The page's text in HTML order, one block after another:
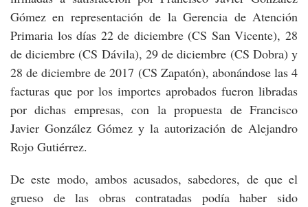
Gómez en representación de la Gerencia de Atención
Primaria los días 22 de diciembre (CS San Vicente), 28
de diciembre (CS Dávila), 29 de diciembre (CS Dobra) y
28 de diciembre de 2017 (CS Zapatón), abonándose las 4
facturas que por los importes aprobados fueron libradas
por dichas empresas, con la propuesta de Francisco
Javier González Gómez y la autorización de Alejandro
Rojo Gutiérrez.
De este modo, ambos acusados, sabedores, de que el
grueso de las obras contratadas podía haber sido